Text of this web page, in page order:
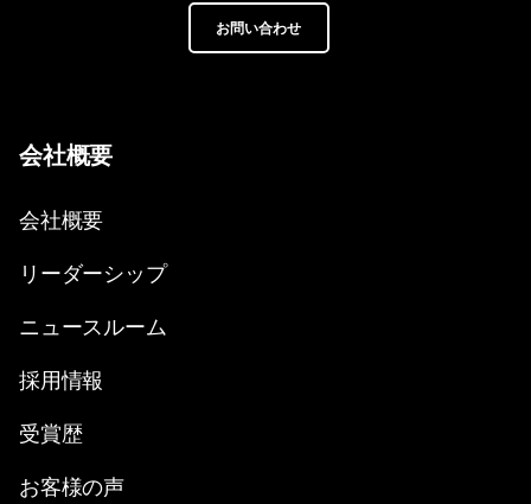
お問い合わせ
会社概要
会社概要
リーダーシップ
ニュースルーム
採用情報
受賞歴
お客様の声